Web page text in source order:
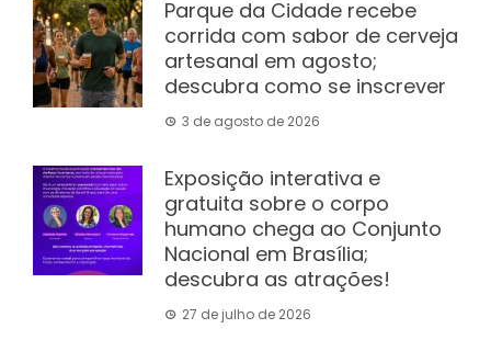
Parque da Cidade recebe
corrida com sabor de cerveja
artesanal em agosto;
descubra como se inscrever
3 de agosto de 2026
Exposição interativa e
gratuita sobre o corpo
humano chega ao Conjunto
Nacional em Brasília;
descubra as atrações!
27 de julho de 2026